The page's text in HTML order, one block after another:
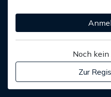
Noch kein
Zur